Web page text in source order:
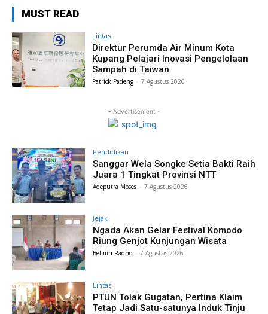
MUST READ
Lintas
Direktur Perumda Air Minum Kota
Kupang Pelajari Inovasi Pengelolaan
Sampah di Taiwan
Patrick Padeng - 7 Agustus 2026
- Advertisement -
Pendidikan
Sanggar Wela Songke Setia Bakti Raih
Juara 1 Tingkat Provinsi NTT
Adeputra Moses - 7 Agustus 2026
Jejak
Ngada Akan Gelar Festival Komodo
Riung Genjot Kunjungan Wisata
Belmin Radho - 7 Agustus 2026
Lintas
PTUN Tolak Gugatan, Pertina Klaim
Tetap Jadi Satu-satunya Induk Tinju